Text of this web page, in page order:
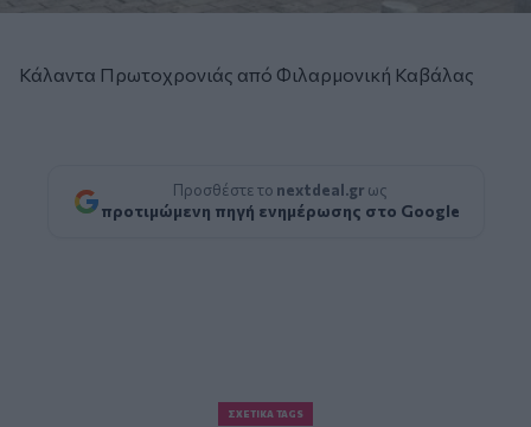
Κάλαντα Πρωτοχρονιάς από Φιλαρμονική Καβάλας
Προσθέστε το nextdeal.gr ως
προτιμώμενη πηγή ενημέρωσης στο Google
ΣΧΕΤΙΚΆ TAGS